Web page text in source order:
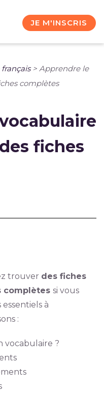
JE M'INSCRIS
> Apprendre le
complètes
fiches
trouver des fiches
complètes si vous
à
:
vocabulaire ?